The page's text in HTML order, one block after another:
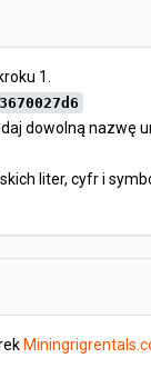
1.
dowolną nazwę
liter, cyfr i